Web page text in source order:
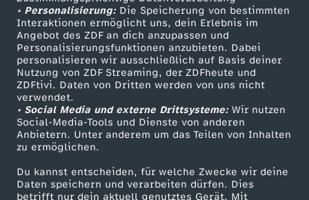
• Personalisierung:Die Speicherung von bestimmten
Interaktionen ermöglicht uns, dein Erlebnis im
Angebot des ZDF an dich anzupassen und
Personalisierungsfunktionen anzubieten. Dabei
personalisieren wir ausschließlich auf Basis deiner
Nutzung von ZDF Streaming, der ZDFheute und
ZDFtivi. Daten von Dritten werden von uns nicht
verwendet.
• Social Media und externe Drittsysteme:Wir nutzen
Social-Media-Tools und Dienste von anderen
Anbietern. Unter anderem um das Teilen von Inhalten
zu ermöglichen.
Du kannst entscheiden, für welche Zwecke wir deine
Daten speichern und verarbeiten dürfen. Dies
betrifft nur dein aktuell genutztes Gerät. Mit
:
F
a
n
s
W
Sendungen A-Z
TV-Programm
Hilfe
ZDF Unternehmen
Karriere
ZDF goes Schule